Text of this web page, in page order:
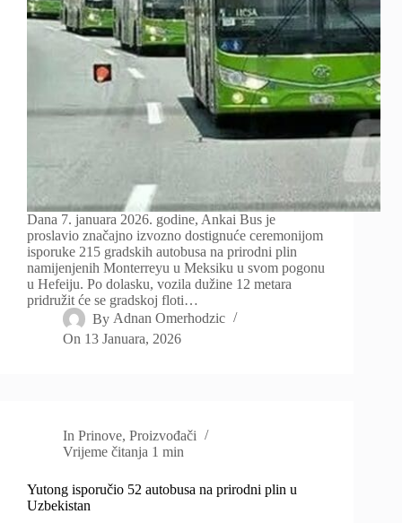
Dana 7. januara 2026. godine, Ankai Bus je
proslavio značajno izvozno dostignuće ceremonijom
isporuke 215 gradskih autobusa na prirodni plin
namijenjenih Monterreyu u Meksiku u svom pogonu
u Hefeiju. Po dolasku, vozila dužine 12 metara
pridružit će se gradskoj floti…
By Adnan Omerhodzic
On 13 Januara, 2026
In Prinove,Proizvođači
Vrijeme čitanja 1 min
Yutong isporučio 52 autobusa na prirodni plin u
Uzbekistan